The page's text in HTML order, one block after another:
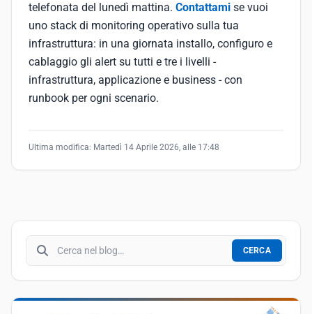
telefonata del lunedì mattina. Contattami se vuoi
uno stack di monitoring operativo sulla tua
infrastruttura: in una giornata installo, configuro e
cablaggio gli alert su tutti e tre i livelli -
infrastruttura, applicazione e business - con
runbook per ogni scenario.
Ultima modifica: Martedì 14 Aprile 2026, alle 17:48
Cerca nel blog
CERCA